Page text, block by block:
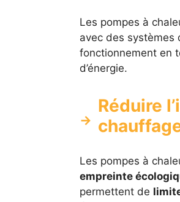
Les pompes à
avec des systèmes
fonctionnement en
d’énergie.
Réduire
Les pompes à
empreinte
permettent de